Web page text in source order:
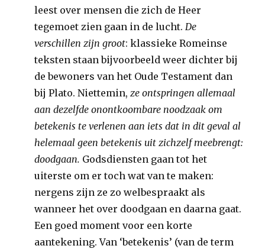
leest over mensen die zich de Heer
tegemoet zien gaan in de lucht.De
verschillen zijn groot: klassieke Romeinse
teksten staan bijvoorbeeld weer dichter bij
de bewoners van het Oude Testament dan
bij Plato. Niettemin,ze ontspringen allemaal
aan dezelfde onontkoombare noodzaak om
betekenis te verlenen aan iets dat in dit geval al
helemaal geen betekenis uit zichzelf meebrengt:
doodgaan. Godsdiensten gaan tot het
uiterste om er toch wat van te maken:
nergens zijn ze zo welbespraakt als
wanneer het over doodgaan en daarna gaat.
Een goed moment voor een korte
aantekening. Van ‘betekenis’ (van de term